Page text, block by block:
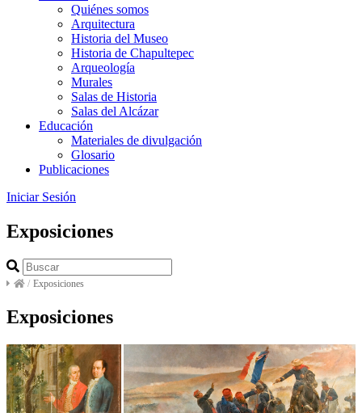
Quiénes somos
Arquitectura
Historia del Museo
Historia de Chapultepec
Arqueología
Murales
Salas de Historia
Salas del Alcázar
Educación
Materiales de divulgación
Glosario
Publicaciones
Iniciar Sesión
Exposiciones
/ Exposiciones
Exposiciones